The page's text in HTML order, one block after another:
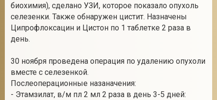
биохимия), сделано УЗИ, которое показало опухоль
селезенки. Также обнаружен цистит. Назначены
Ципрофлоксацин и Цистон по 1 таблетке 2 раза в
день.
30 ноября проведена операция по удалению опухоли
вместе с селезенкой.
Послеоперационные назаначения:
- Этамзилат, в/м пл 2 мл 2 раза в день 3-5 дней: